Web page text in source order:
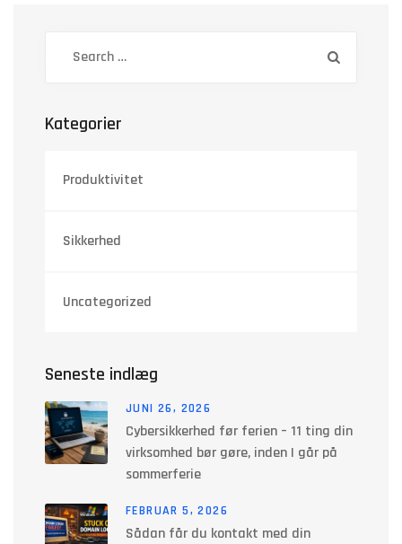
Kategorier
Produktivitet
Sikkerhed
Uncategorized
Seneste indlæg
JUNI 26, 2026
Cybersikkerhed før ferien – 11 ting din
virksomhed bør gøre, inden I går på
sommerferie
FEBRUAR 5, 2026
Sådan får du kontakt med din